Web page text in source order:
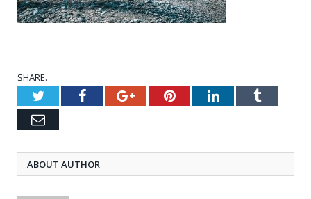
SHARE.
TwitterFacebookGoogle+PinterestLinkedInTumblr
Email
ABOUT AUTHOR